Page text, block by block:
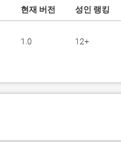
현재 버전 성인 랭킹
1.0 12+